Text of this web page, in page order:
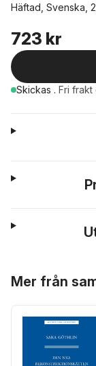
Häftad, Svenska,
723 kr
Skickas . Fri frakt
Mer från